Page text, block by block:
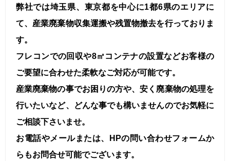
弊社では埼玉県、東京都を中心に1都6県のエリアに
て、産業廃棄物収集運搬や残置物撤去を行っておりま
す。
フレコンでの回収や8㎥コンテナの設置などお客様の
ご要望に合わせた柔軟なご対応が可能です。
産業廃棄物の事でお困りの方や、安く廃棄物の処理を
行いたいなど、どんな事でも構いませんのでお気軽に
ご相談下さいませ。
お電話やメールまたは、HPの問い合わせフォームか
らもお問合せ可能でございます。